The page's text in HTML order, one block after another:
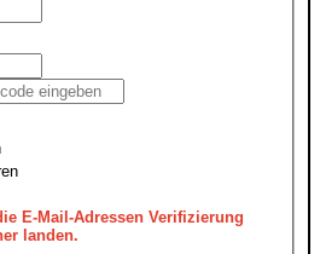
E-Mail-Adressen Verifizierung
landen.